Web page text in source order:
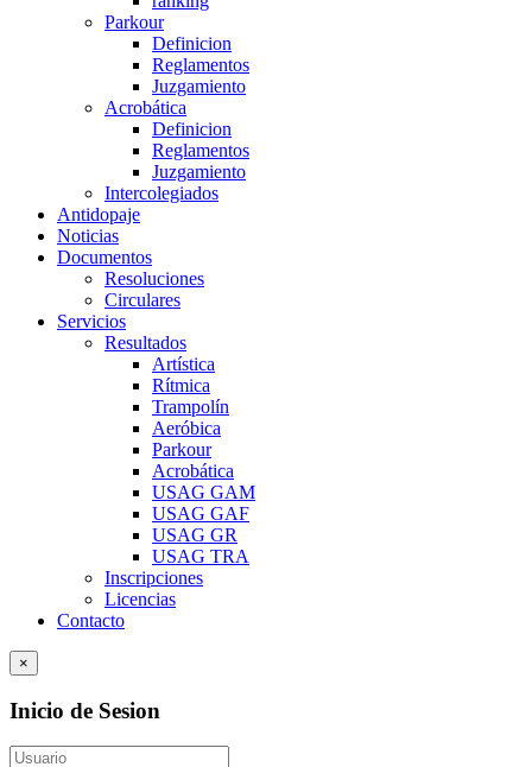
Parkour
Definicion
Reglamentos
Juzgamiento
Acrobática
Definicion
Reglamentos
Juzgamiento
Intercolegiados
Antidopaje
Noticias
Documentos
Resoluciones
Circulares
Servicios
Resultados
Artística
Rítmica
Trampolín
Aeróbica
Parkour
Acrobática
USAG GAM
USAG GAF
USAG GR
USAG TRA
Inscripciones
Licencias
Contacto
×
Inicio de Sesion